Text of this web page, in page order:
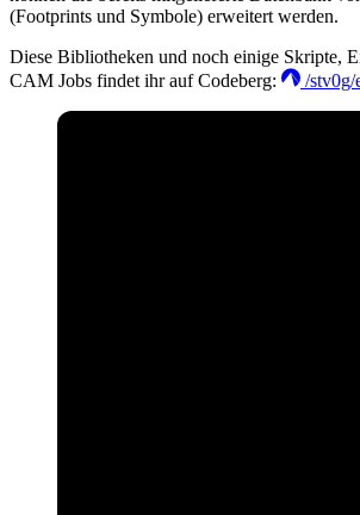
(Footprints und Symbole) erweitert werden.
Diese Bibliotheken und noch einige Skripte,
CAM Jobs findet ihr auf Codeberg:
/stv0g/